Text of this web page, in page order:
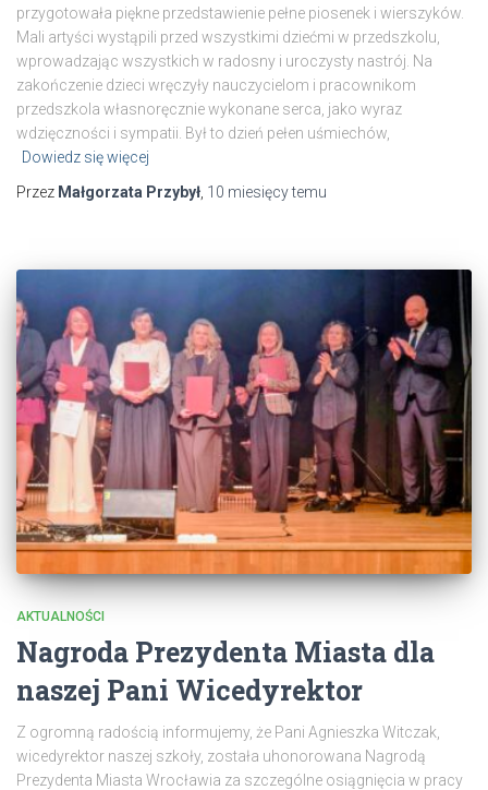
przygotowała piękne przedstawienie pełne piosenek i wierszyków.
Mali artyści wystąpili przed wszystkimi dziećmi w przedszkolu,
wprowadzając wszystkich w radosny i uroczysty nastrój. Na
zakończenie dzieci wręczyły nauczycielom i pracownikom
przedszkola własnoręcznie wykonane serca, jako wyraz
wdzięczności i sympatii. Był to dzień pełen uśmiechów,
Dowiedz się więcej
Przez Małgorzata Przybył, 10 miesięcytemu
AKTUALNOŚCI
Nagroda Prezydenta Miasta dla
naszej Pani Wicedyrektor
Z ogromną radością informujemy, że Pani Agnieszka Witczak,
wicedyrektor naszej szkoły, została uhonorowana Nagrodą
Prezydenta Miasta Wrocławia za szczególne osiągnięcia w pracy